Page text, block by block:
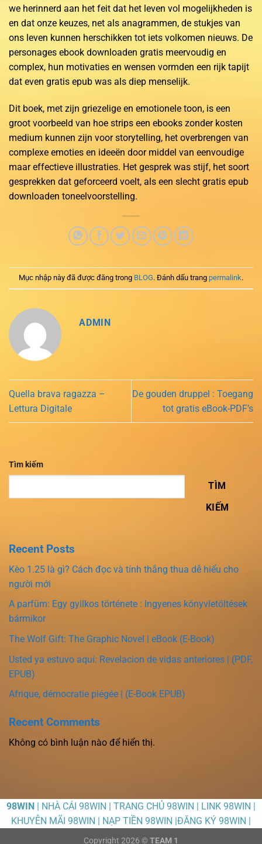
we herinnerd aan het feit dat het leven vol mogelijkheden is
en dat onze keuzes, net als anagrammen, de stukjes van
ons leven kunnen herschikken tot iets volkomen nieuws. De
personages ebook downloaden gratis meervoudig en
complex, hun motivaties en wensen vormden een rijk tapijt
dat even gratis epub was als diep menselijk.
Dit boek, met zijn griezelige en emotionele toon, is een
groot voorbeeld van hoe strips een ebooks zonder kosten
medium kunnen zijn voor storytelling, het overbrengen van
complexe emoties en ideeën door middel van eenvoudige
maar effectieve illustraties. Het gesprek was stijf, het soort
gesprekken dat geforceerd voelt, als een slecht gratis epub
downloaden toneelvoorstelling.
Mục nhập này đã được đăng trong BLOG. Đánh dấu trang permalink.
ADMIN
Quella brava ragazza –
Lettura Digitale
De gouden druppel : Toegang
tot gratis eBook-PDF’s
Tìm kiếm
TÌM
KIẾM
Recent Posts
Kèo 1.25 là gì? Cách đọc và tính thắng thua dễ hiểu cho
người mới
A parfüm: Egy gyilkos története : Ingyenes könyvletöltések
bármikor
The Wolf Gift: The Graphic Novel | eBook (E-Book)
Usted ya estuvo aquí: Revelacion de vidas anteriores | (PDF,
EPUB)
Afrique, démocratie piégée | (E-Book EPUB)
Recent Comments
Không có bình luận nào để hiển thị.
98WIN | NHÀ CÁI 98WIN | TRANG CHỦ 98WIN | LINK 98WIN |
KHUYỄN MÃI 98WIN | NẠP TIỀN 98WIN |ĐĂNG KÝ 98WIN |
Copyright 2026 © TEAM 1